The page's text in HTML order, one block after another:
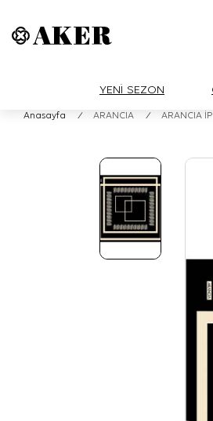
YENİ SEZON
Anasayfa / ARANCIA / ARANCIA